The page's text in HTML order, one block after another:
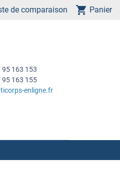
de comparaison Panier
163 153
95 163 155
enligne.fr